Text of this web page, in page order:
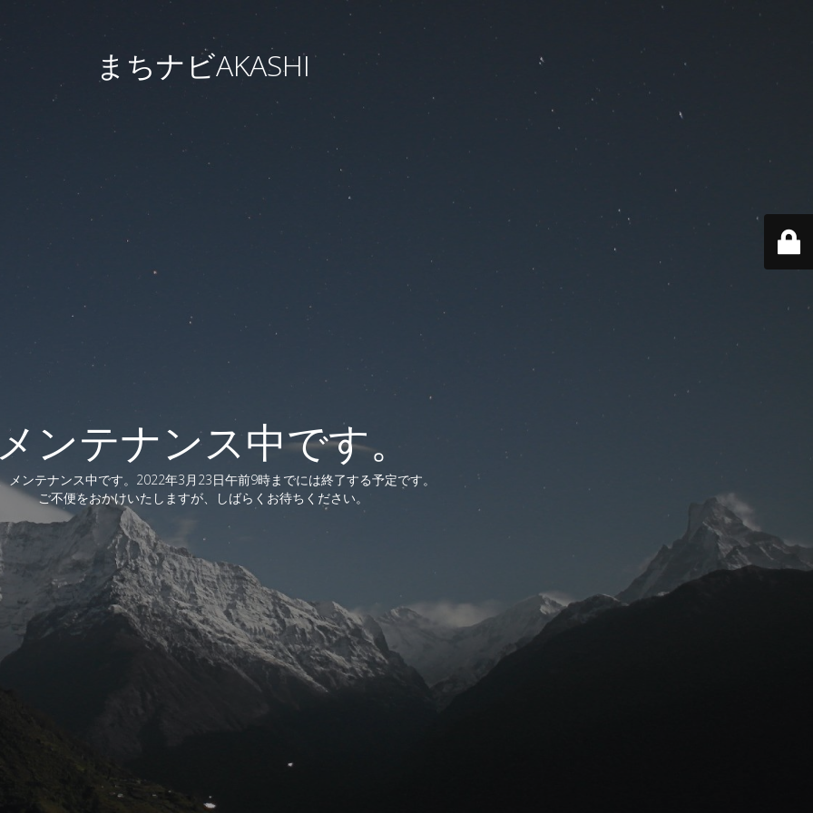
まちナビAKASHI
ンテナンス中です。
メンテナンス中です。2022年3月23日午前9時までには終了する予定です。
ご不便をおかけいたしますが、しばらくお待ちください。